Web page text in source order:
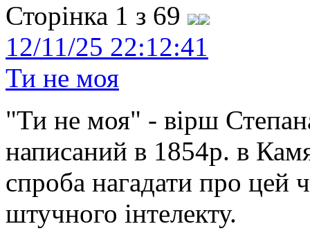
Сторінка 1 з 69
12/11/25 22:12:41
Ти не моя
"Ти не моя" - вірш
написаний в 1854р. в
спроба нагадати про цей
штучного інтелекту.